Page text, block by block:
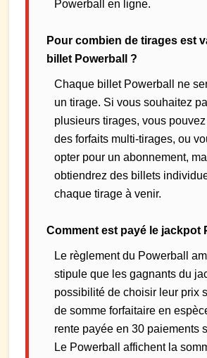
Powerball en ligne.
Pour combien de tirages est
billet Powerball ?
Chaque billet Powerball ne
un tirage. Si vous souhaitez
plusieurs tirages, vous
des forfaits multi-tirages, ou
opter pour un abonnement,
obtiendrez des billets
chaque tirage à venir.
Comment est payé le jackpot
Le règlement du Powerball
stipule que les gagnants du
possibilité de choisir leur prix
de somme forfaitaire en
rente payée en 30 paiements
Le Powerball affichent la